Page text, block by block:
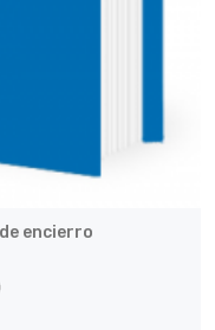
encierro